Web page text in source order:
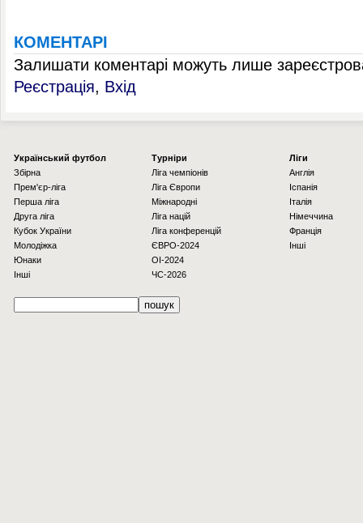
КОМЕНТАРІ
Залишати коментарі можуть лише
Реєстрація, Вхід
Українcький футбол
Збірна
Прем'єр-ліга
Перша ліга
Друга ліга
Кубок України
Молодіжка
Юнаки
Інші
Турніри
Ліга чемпіонів
Ліга Європи
Міжнародні
Ліга націй
Ліга конференцій
ЄВРО-2024
OI-2024
ЧС-2026
Ліги
Англія
Іспанія
Італія
Німеччина
Франція
Інші